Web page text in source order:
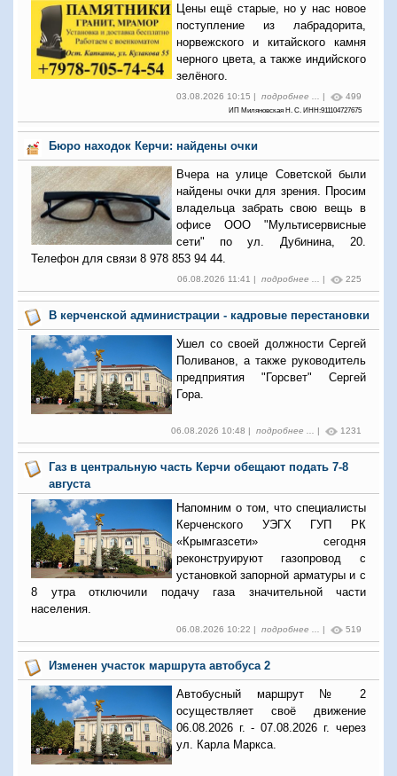
Цены ещё старые, но у нас новое
поступление из лабрадорита,
норвежского и китайского камня
черного цвета, а также индийского
зелёного.
03.08.2026 10:15 | подробнее ... | 499
ИП Миляновская Н. С. ИНН:911104727675
Бюро находок Керчи: найдены очки
Вчера на улице Советской были
найдены очки для зрения. Просим
владельца забрать свою вещь в
офисе ООО "Мультисервисные
сети" по ул. Дубинина, 20.
Телефон для связи 8 978 853 94 44.
06.08.2026 11:41 | подробнее ... | 225
В керченской администрации - кадровые перестановки
Ушел со своей должности Сергей
Поливанов, а также руководитель
предприятия "Горсвет" Сергей
Гора.
06.08.2026 10:48 | подробнее ... | 1231
Газ в центральную часть Керчи обещают подать 7-8
августа
Напомним о том, что специалисты
Керченского УЭГХ ГУП РК
«Крымгазсети» сегодня
реконструируют газопровод с
установкой запорной арматуры и с
8 утра отключили подачу газа значительной части
населения.
06.08.2026 10:22 | подробнее ... | 519
Изменен участок маршрута автобуса 2
Автобусный маршрут № 2
осуществляет своё движение
06.08.2026 г. - 07.08.2026 г. через
ул. Карла Маркса.